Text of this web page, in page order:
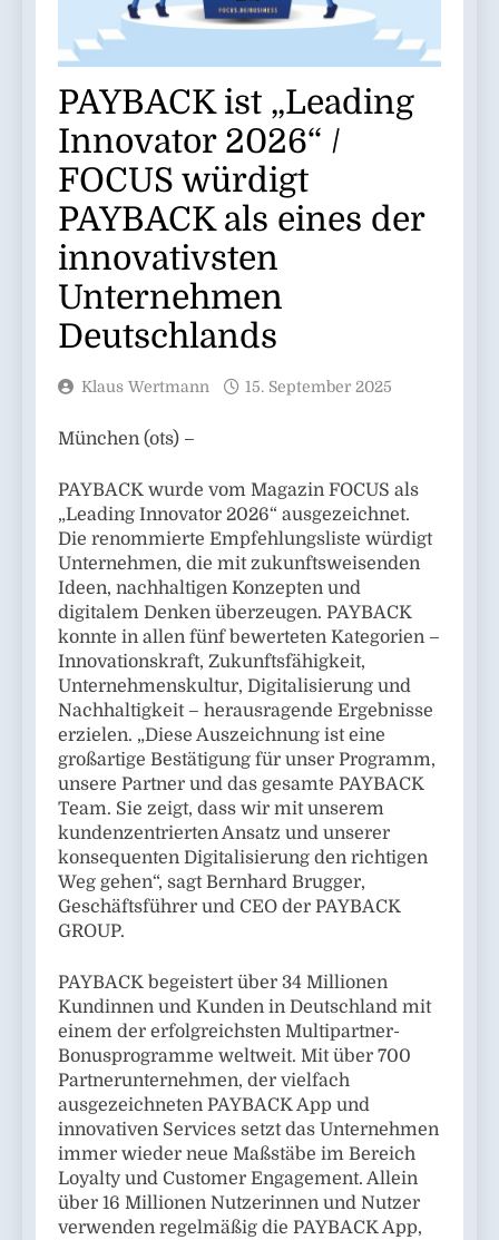
PAYBACK ist „Leading
Innovator 2026“ /
FOCUS würdigt
PAYBACK als eines der
innovativsten
Unternehmen
Deutschlands
Klaus Wertmann 15. September 2025
München (ots) –
PAYBACK wurde vom Magazin FOCUS als
„Leading Innovator 2026“ ausgezeichnet.
Die renommierte Empfehlungsliste würdigt
Unternehmen, die mit zukunftsweisenden
Ideen, nachhaltigen Konzepten und
digitalem Denken überzeugen. PAYBACK
konnte in allen fünf bewerteten Kategorien –
Innovationskraft, Zukunftsfähigkeit,
Unternehmenskultur, Digitalisierung und
Nachhaltigkeit – herausragende Ergebnisse
erzielen. „Diese Auszeichnung ist eine
großartige Bestätigung für unser Programm,
unsere Partner und das gesamte PAYBACK
Team. Sie zeigt, dass wir mit unserem
kundenzentrierten Ansatz und unserer
konsequenten Digitalisierung den richtigen
Weg gehen“, sagt Bernhard Brugger,
Geschäftsführer und CEO der PAYBACK
GROUP.
PAYBACK begeistert über 34 Millionen
Kundinnen und Kunden in Deutschland mit
einem der erfolgreichsten Multipartner-
Bonusprogramme weltweit. Mit über 700
Partnerunternehmen, der vielfach
ausgezeichneten PAYBACK App und
innovativen Services setzt das Unternehmen
immer wieder neue Maßstäbe im Bereich
Loyalty und Customer Engagement. Allein
über 16 Millionen Nutzerinnen und Nutzer
verwenden regelmäßig die PAYBACK App,